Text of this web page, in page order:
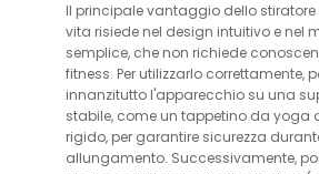
Il principale vantaggio dello stiratore
vita risiede nel design intuitivo e nel
semplice, che non richiede
fitness. Per utilizzarlo correttamente,
innanzitutto l'apparecchio su una
stabile, come un tappetino da yoga
rigido, per garantire sicurezza
allungamento. Successivamente,